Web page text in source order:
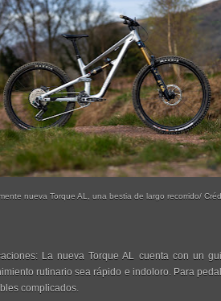
nueva Torque AL, una bestia de largo recorrido/
La nueva Torque AL cuenta con un
rutinario sea rápido e indoloro. Para
complicados.